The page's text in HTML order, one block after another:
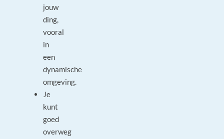
jouw
ding,
vooral
in
een
dynamische
omgeving.
Je
kunt
goed
overweg